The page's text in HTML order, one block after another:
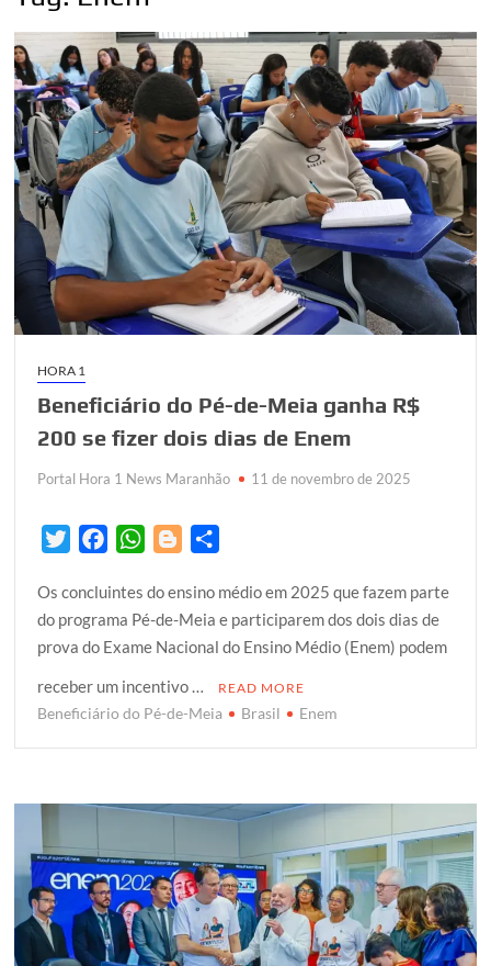
HORA 1
Beneficiário do Pé-de-Meia ganha R$
200 se fizer dois dias de Enem
Portal Hora 1 News Maranhão 11 de novembro de 2025
i
t
t
e
r
c
e
b
o
o
W
a
t
s
A
p
o
g
g
e
r
a
r
e
Os concluintes do ensino médio em 2025 que fazem parte
do programa Pé-de-Meia e participarem dos dois dias de
prova do Exame Nacional do Ensino Médio (Enem) podem
receber um incentivo …
READ MORE
Beneficiário do Pé-de-Meia Brasil Enem